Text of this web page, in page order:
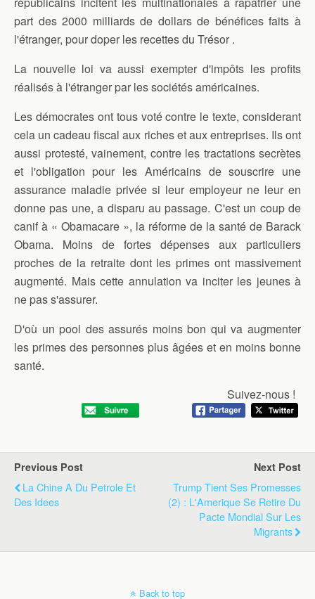
part des 2000 milliards de dollars de bénéfices faits à
l'étranger, pour doper les recettes du Trésor .
La nouvelle loi va aussi exempter d'impôts les profits
réalisés à l'étranger par les sociétés américaines.
Les démocrates ont tous voté contre le texte, considerant
cela un cadeau fiscal aux riches et aux entreprises. Ils ont
aussi protesté, vainement, contre les tractations secrètes
et l'obligation pour les Américains de souscrire une
assurance maladie privée si leur employeur ne leur en
donne pas une, a disparu au passage. C'est un coup de
canif à « Obamacare », la réforme de la santé de Barack
Obama. Moins de fortes dépenses aux particuliers
proches de la retraite dont les primes ont massivement
augmenté. Mais cette annulation va inciter les jeunes à
ne pas s'assurer.
D'où un pool des assurés moins bon qui va augmenter
les primes des personnes plus âgées et en moins bonne
santé.
Suivez-nous !
Previous Post
La Chine A Du Petrole Et
Des Idees
Next Post
Trump Tient Ses Promesses
(2) : L'Amerique Se Retire Du
Pacte Mondial Sur Les
Migrants
Back to top